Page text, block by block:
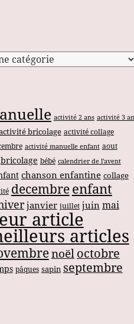
activité 2 ans activité 3
bricolage activité collage
activité manuelle enfant aout
bricolage bébé calendrier de l'avent
chanson enfantine collage
decembreenfant
janvier juillet juin mai
article
articles
noëloctobre
pâques sapin septembre